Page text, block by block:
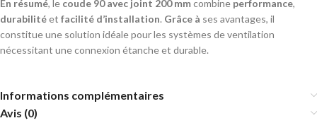
En résumé, le coude 90 avec joint 200 mmcombine performance,
durabilitéet facilité d’installation. Grâce à ses avantages, il
constitue une solution idéale pour les systèmes de ventilation
nécessitant une connexion étanche et durable.
Informations complémentaires
Avis (0)